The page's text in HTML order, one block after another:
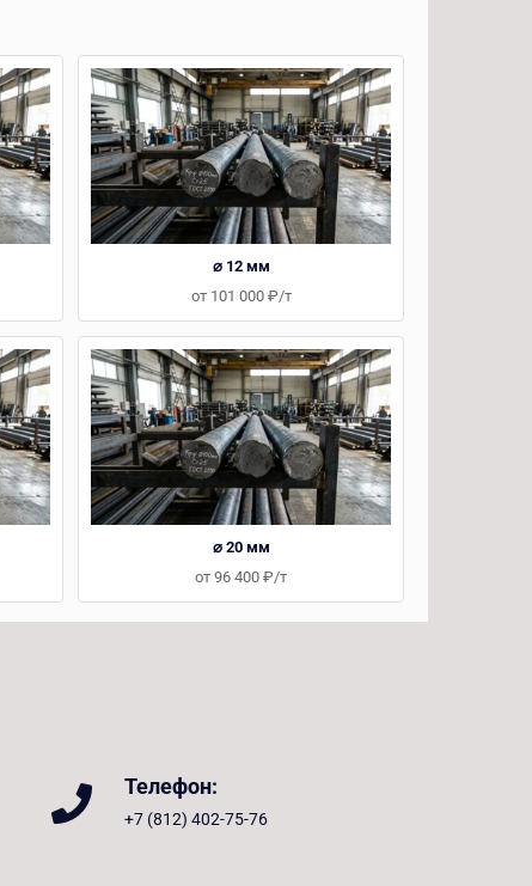
⌀ 12 мм
от 101 000 ₽/т
⌀ 20 мм
от 96 400 ₽/т
Телефон:
+7 (812) 402-75-76